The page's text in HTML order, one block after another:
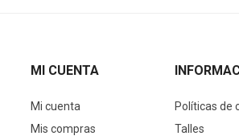
MI CUENTA
Mi cuenta
Mis compras
Políticas de
Talles